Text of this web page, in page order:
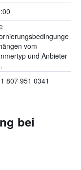
vom
und Anbieter
807 951 0341
bei